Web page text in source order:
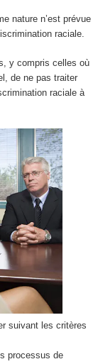
nature n’est prévue
raciale.
y compris celles où
de ne pas traiter
raciale à
suivant les critères
processus de